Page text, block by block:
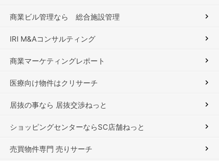
商業ビル管理なら 総合施設管理
IRI M&Aコンサルティング
商業マーケティングレポート
医療向け物件はクリサーチ
居抜の事なら 居抜交渉ねっと
ショッピングセンターならSC店舗ねっと
売買物件専門 売りサーチ